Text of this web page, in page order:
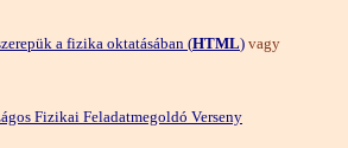
a fizika oktatásában (HTML) vagy
Fizikai Feladatmegoldó Verseny